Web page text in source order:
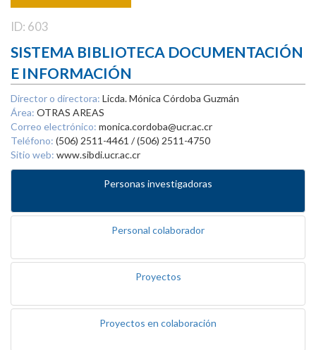
ID: 603
SISTEMA BIBLIOTECA DOCUMENTACIÓN
E INFORMACIÓN
Director o directora: Licda. Mónica Córdoba Guzmán
Área: OTRAS AREAS
Correo electrónico: monica.cordoba@ucr.ac.cr
Teléfono: (506) 2511-4461 / (506) 2511-4750
Sitio web: www.sibdi.ucr.ac.cr
Personas investigadoras
Personal colaborador
Proyectos
Proyectos en colaboración